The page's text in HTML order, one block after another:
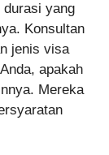
durasi yang
Konsultan
jenis visa
apakah
Mereka